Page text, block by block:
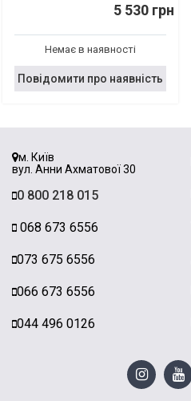
5 530 грн
Немає в наявності
Повідомити про наявність
м. Київ
вул. Анни Ахматової 30
0 800 218 015
068 673 6556
073 675 6556
066 673 6556
044 496 0126